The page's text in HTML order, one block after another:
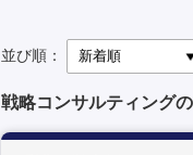
並び順：
戦略コンサルティング